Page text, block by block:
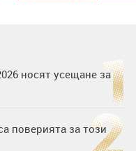
носят усещане за
поверията за този